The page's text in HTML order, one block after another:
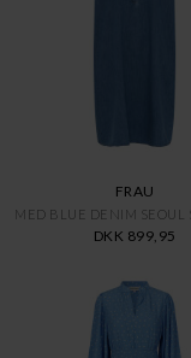
FRAU
MED BLUE DENIM SEOUL
DKK 899,95